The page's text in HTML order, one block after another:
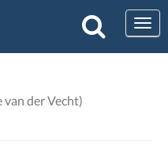
der Vecht)